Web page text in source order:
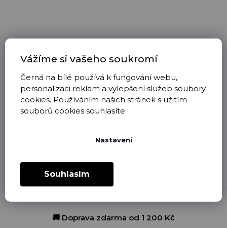
Vážíme si vašeho soukromí
Černá na bílé používá k fungování webu,
personalizaci reklam a vylepšení služeb soubory
cookies. Používáním našich stránek s užitím
souborů cookies souhlasíte.
Nastavení
Souhlasím
–22
%
Dámské tričko
SRDCE-PUZZLE
skladem(>5 ks)
Tričko Já♡...SE
JMÉNY VAŠICH
DĚTÍ
O
l
d
a
8položek celkem
🚚 Doprava zdarma od 1 200 Kč